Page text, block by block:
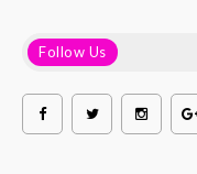
Follow Us